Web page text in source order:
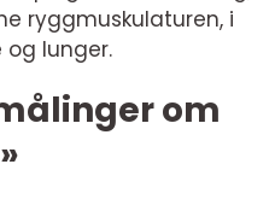
ryggmuskulaturen, i
lunger.
om